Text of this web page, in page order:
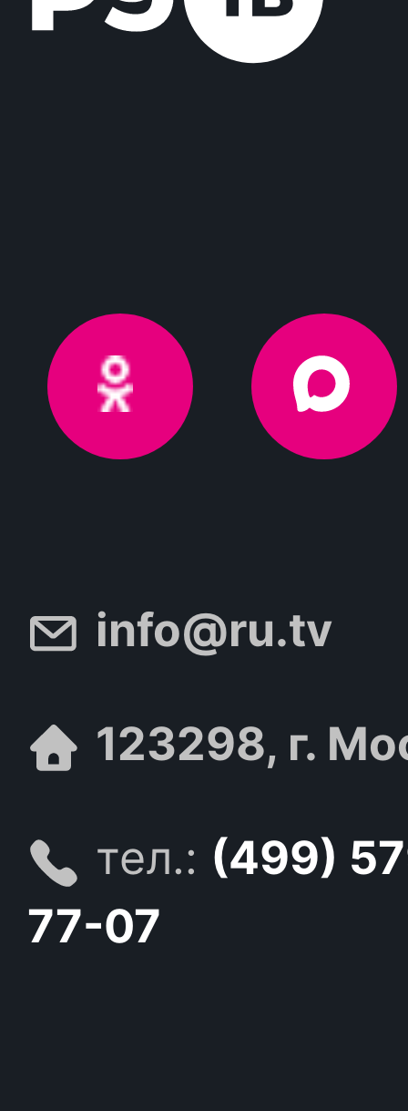
info@ru.tv
123298, г.
тел.: (499)
77-07